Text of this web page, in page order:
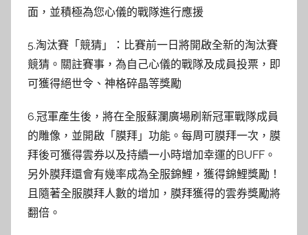
面，並積極為您心儀的戰隊進行應援
5.淘汰賽「競猜」：比賽前一日將開啟全新的淘汰賽
競猜。關註賽事，為自己心儀的戰隊及成員投票，即
可獲得絕世令、神格碎晶等獎勵
6.冠軍產生後，將在全服蘇瀾廣場刷新冠軍戰隊成員
的雕像，並開啟「膜拜」功能。每周可膜拜一次，膜
拜後可獲得雲券以及持續一小時增加幸運的BUFF。
另外膜拜還會有幾率成為全服錦鯉，獲得錦鯉獎勵！
且隨著全服膜拜人數的增加，膜拜獲得的雲券獎勵將
翻倍。